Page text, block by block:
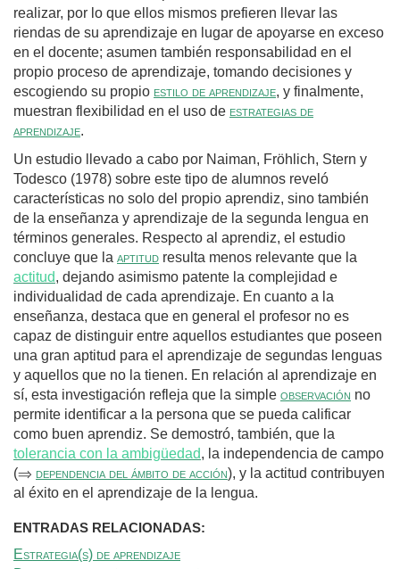
realizar, por lo que ellos mismos prefieren llevar las
riendas de su aprendizaje en lugar de apoyarse en exceso
en el docente; asumen también responsabilidad en el
propio proceso de aprendizaje, tomando decisiones y
escogiendo su propio estilo de aprendizaje, y finalmente,
muestran flexibilidad en el uso de estrategias de
aprendizaje.
Un estudio llevado a cabo por Naiman, Fröhlich, Stern y
Todesco (1978) sobre este tipo de alumnos reveló
características no solo del propio aprendiz, sino también
de la enseñanza y aprendizaje de la segunda lengua en
términos generales. Respecto al aprendiz, el estudio
concluye que la aptitud resulta menos relevante que la
actitud, dejando asimismo patente la complejidad e
individualidad de cada aprendizaje. En cuanto a la
enseñanza, destaca que en general el profesor no es
capaz de distinguir entre aquellos estudiantes que poseen
una gran aptitud para el aprendizaje de segundas lenguas
y aquellos que no la tienen. En relación al aprendizaje en
sí, esta investigación refleja que la simple observación no
permite identificar a la persona que se pueda calificar
como buen aprendiz. Se demostró, también, que la
tolerancia con la ambigüedad, la independencia de campo
(⇒ dependencia del ámbito de acción), y la actitud contribuyen
al éxito en el aprendizaje de la lengua.
ENTRADAS RELACIONADAS:
Estrategia(s) de aprendizaje